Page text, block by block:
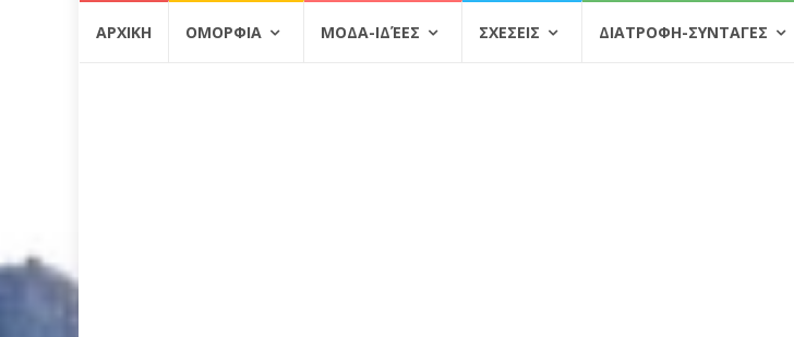
ΑΡΧΙΚΗ ΟΜΟΡΦΙΑ ΜΟΔΑ-ΙΔΈΕΣ ΣΧΕΣΕΙΣ ΔΙΑΤΡΟΦΗ-ΣΥΝΤΑΓΕΣ